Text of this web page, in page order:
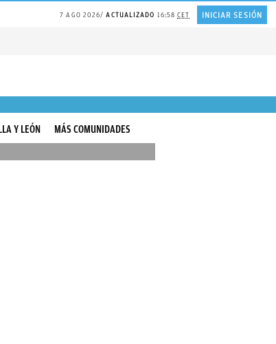
7 AGO 2026 ACTUALIZADO 16:58CET INICIAR SESIÓN
de Suiza
Y LEÓN
MÁS COMUNIDADES